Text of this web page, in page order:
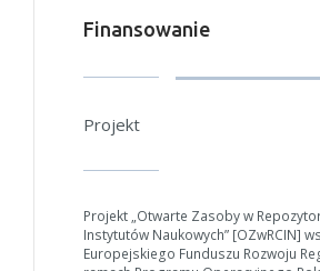
Finansowanie
Projekt
Projekt „Otwarte Zasoby w
Instytutów Naukowych” [OZwRCIN]
Europejskiego Funduszu Rozwoju